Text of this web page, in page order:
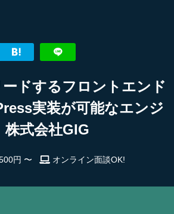
ドするフロントエンド
実装が可能なエンジ
式会社GIG
円 〜 オンライン面談OK!